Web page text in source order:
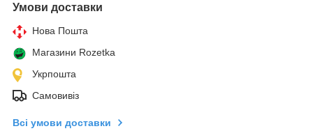
Умови доставки
Нова Пошта
Магазини Rozetka
Укрпошта
Самовивіз
Всі умови доставки